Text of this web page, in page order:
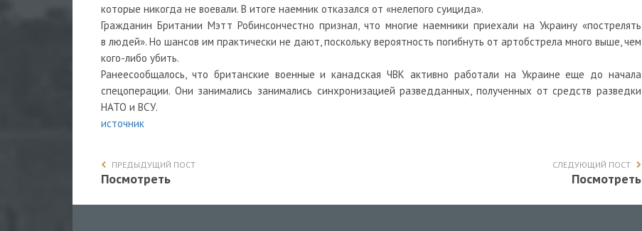
которые никогда не воевали. В итоге наемник отказался от «нелепого суицида».
Гражданин Британии Мэтт Робинсончестно признал, что многие наемники приехали на Украину «пострелять
в людей». Но шансов им практически не дают, поскольку вероятность погибнуть от артобстрела много выше, чем
кого-либо убить.
Ранеесообщалось, что британские военные и канадская ЧВК активно работали на Украине еще до начала
спецоперации. Они занимались занимались синхронизацией разведданных, полученных от средств разведки
НАТО и ВСУ.
источник
ПРЕДЫДУЩИЙ ПОСТ
Посмотреть
СЛЕДУЮЩИЙ ПОСТ
Посмотреть